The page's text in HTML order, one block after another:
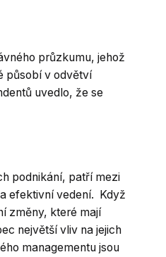
průzkumu, jehož
působí v odvětví
uvedlo, že se
podnikání, patří mezi
efektivní vedení. Když
změny, které mají
největší vliv na jejich
managementu jsou